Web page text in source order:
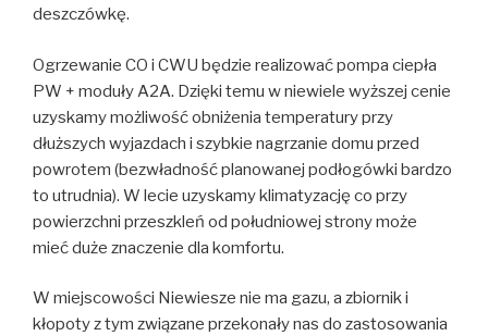
deszczówkę.
Ogrzewanie CO i CWU będzie realizować pompa ciepła
PW + moduły A2A. Dzięki temu w niewiele wyższej cenie
uzyskamy możliwość obniżenia temperatury przy
dłuższych wyjazdach i szybkie nagrzanie domu przed
powrotem (bezwładność planowanej podłogówki bardzo
to utrudnia). W lecie uzyskamy klimatyzację co przy
powierzchni przeszkleń od południowej strony może
mieć duże znaczenie dla komfortu.
W miejscowości Niewiesze nie ma gazu, a zbiornik i
kłopoty z tym związane przekonały nas do zastosowania